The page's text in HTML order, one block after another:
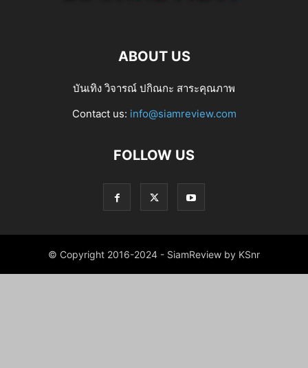
ABOUT US
บันเทิง วิจารณ์ ปกิณกะ สาระคุณภาพ
Contact us: info@siamreview.com
FOLLOW US
© Copyright 2016-2024 - SiamReview by KSnr